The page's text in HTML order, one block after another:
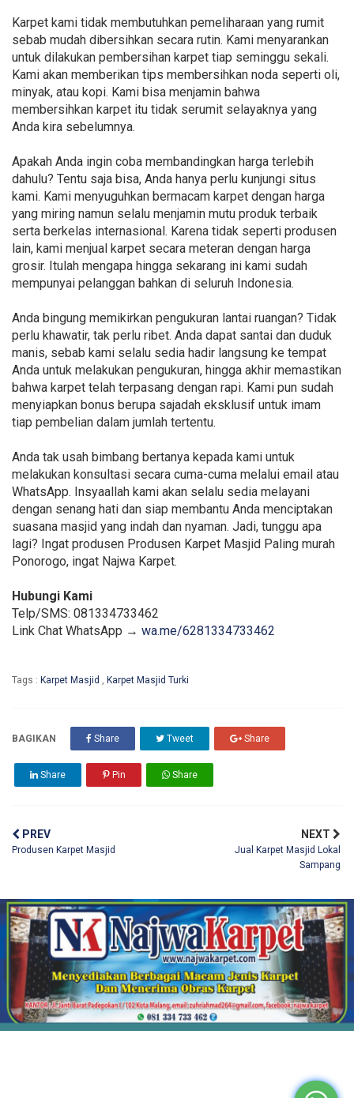
Karpet kami tidak membutuhkan pemeliharaan yang rumit
sebab mudah dibersihkan secara rutin. Kami menyarankan
untuk dilakukan pembersihan karpet tiap seminggu sekali.
Kami akan memberikan tips membersihkan noda seperti oli,
minyak, atau kopi. Kami bisa menjamin bahwa
membersihkan karpet itu tidak serumit selayaknya yang
Anda kira sebelumnya.
Apakah Anda ingin coba membandingkan harga terlebih
dahulu? Tentu saja bisa, Anda hanya perlu kunjungi situs
kami. Kami menyuguhkan bermacam karpet dengan harga
yang miring namun selalu menjamin mutu produk terbaik
serta berkelas internasional. Karena tidak seperti produsen
lain, kami menjual karpet secara meteran dengan harga
grosir. Itulah mengapa hingga sekarang ini kami sudah
mempunyai pelanggan bahkan di seluruh Indonesia.
Anda bingung memikirkan pengukuran lantai ruangan? Tidak
perlu khawatir, tak perlu ribet. Anda dapat santai dan duduk
manis, sebab kami selalu sedia hadir langsung ke tempat
Anda untuk melakukan pengukuran, hingga akhir memastikan
bahwa karpet telah terpasang dengan rapi. Kami pun sudah
menyiapkan bonus berupa sajadah eksklusif untuk imam
tiap pembelian dalam jumlah tertentu.
Anda tak usah bimbang bertanya kepada kami untuk
melakukan konsultasi secara cuma-cuma melalui email atau
WhatsApp. Insyaallah kami akan selalu sedia melayani
dengan senang hati dan siap membantu Anda menciptakan
suasana masjid yang indah dan nyaman. Jadi, tunggu apa
lagi? Ingat produsen Produsen Karpet Masjid Paling murah
Ponorogo, ingat Najwa Karpet.
Hubungi Kami
Telp/SMS: 081334733462
Link Chat WhatsApp → wa.me/6281334733462
Tags : Karpet Masjid Karpet Masjid Turki
BAGIKAN Share Tweet Share
Share Pin Share
PREV
Produsen Karpet Masjid
NEXT
Jual Karpet Masjid Lokal
Sampang